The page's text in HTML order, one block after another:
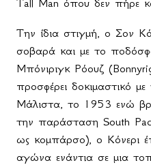
Tall Man όπου δεν πήρε
Την ίδια στιγμή, ο Σον
σοβαρά και με το
Μπόνιριγκ Ρόουζ (
προσφέρει δοκιμαστικό
Μάλιστα, το 1953 ενώ
την παράσταση South
ως κομπάρσο), ο Κόνερι
αγώνα ενάντια σε μια